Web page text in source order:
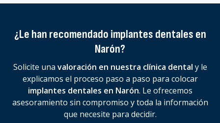
¿Le han recomendado implantes dentales en
Narón?
Solicite una valoración en nuestra clínica dental y le
explicamos el proceso paso a paso para colocar
implantes dentales en Narón. Le ofrecemos
asesoramiento sin compromiso y toda la información
que necesite para decidir.